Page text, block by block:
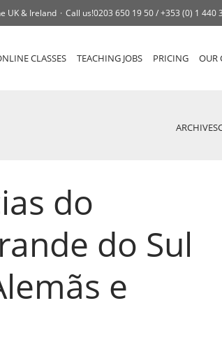
UK & Ireland Call us!0203 650 19 50 /+353 (0) 1 440
CLASSES TEACHING JOBS PRICING OUR
ARCHIVES
do
do Sul
e